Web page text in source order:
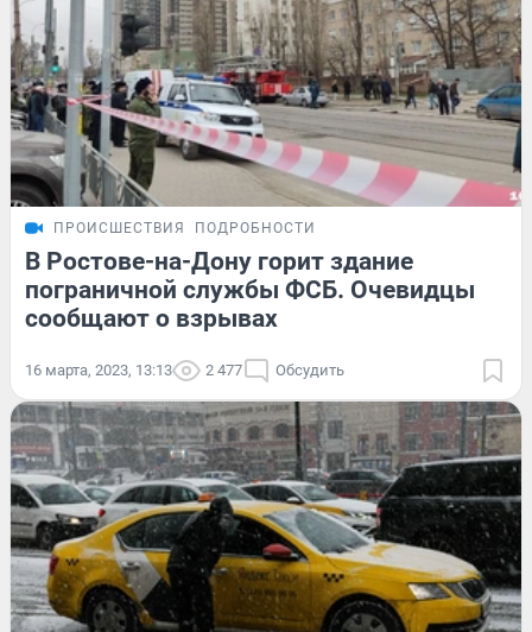
ПРОИСШЕСТВИЯ ПОДРОБНОСТИ
В Ростове-на-Дону горит здание
пограничной службы ФСБ. Очевидцы
сообщают о взрывах
16 марта, 2023, 13:13 2 477 Обсудить